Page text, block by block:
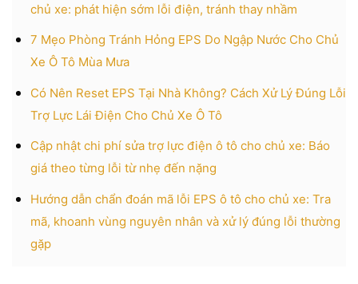
chủ xe: phát hiện sớm lỗi điện, tránh thay nhầm
7 Mẹo Phòng Tránh Hỏng EPS Do Ngập Nước Cho Chủ
Xe Ô Tô Mùa Mưa
Có Nên Reset EPS Tại Nhà Không? Cách Xử Lý Đúng Lỗi
Trợ Lực Lái Điện Cho Chủ Xe Ô Tô
Cập nhật chi phí sửa trợ lực điện ô tô cho chủ xe: Báo
giá theo từng lỗi từ nhẹ đến nặng
Hướng dẫn chẩn đoán mã lỗi EPS ô tô cho chủ xe: Tra
mã, khoanh vùng nguyên nhân và xử lý đúng lỗi thường
gặp